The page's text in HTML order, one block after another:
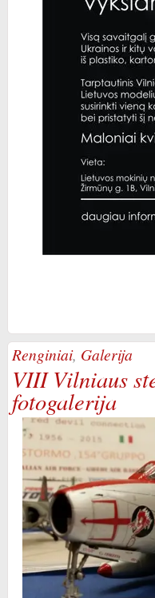
Renginiai, Galerija
VIII Vilniaus
fotogalerija